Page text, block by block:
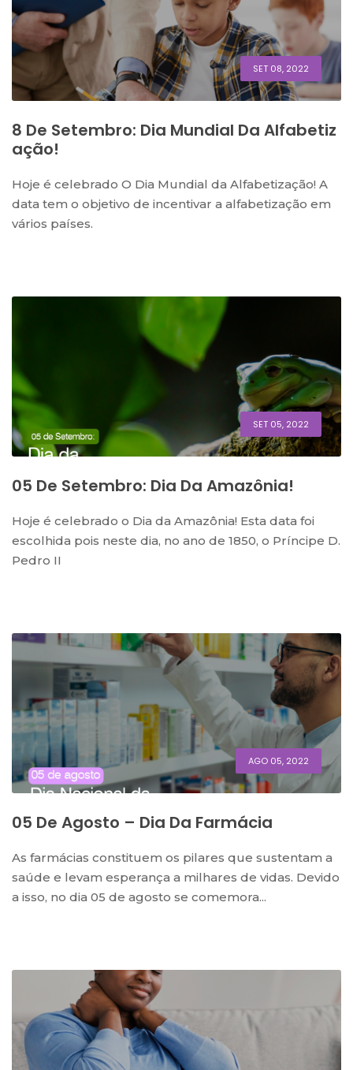
SET 08, 2022
8 De Setembro: Dia Mundial Da Alfabetiz
Ação!
Hoje é celebrado O Dia Mundial da Alfabetização! A
data tem o objetivo de incentivar a alfabetização em
vários países.
SET 05, 2022
05 De Setembro: Dia Da Amazônia!
Hoje é celebrado o Dia da Amazônia! Esta data foi
escolhida pois neste dia, no ano de 1850, o Príncipe D.
Pedro II
AGO 05, 2022
05 De Agosto – Dia Da Farmácia
As farmácias constituem os pilares que sustentam a
saúde e levam esperança a milhares de vidas. Devido
a isso, no dia 05 de agosto se comemora...